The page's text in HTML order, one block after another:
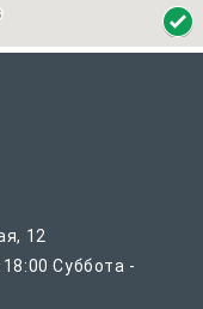
12
Суббота -